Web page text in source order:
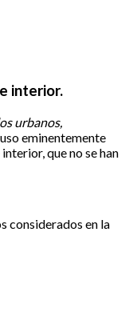
interior.
urbanos,
eminentemente
que no se han
considerados en la